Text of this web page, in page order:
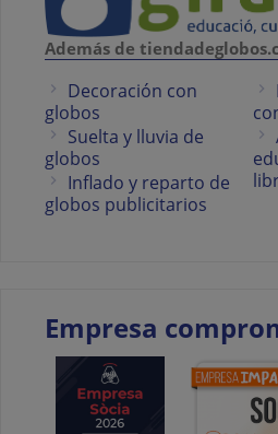
Además de
Decoración con
globos
Suelta y lluvia de
globos
Inflado y reparto de
globos publicitarios
Empresa